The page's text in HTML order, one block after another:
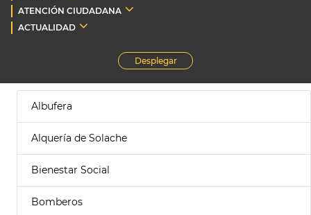
ATENCIÓN CIUDADANA
ACTUALIDAD
Desplegar
Albufera
Alquería de Solache
Bienestar Social
Bomberos